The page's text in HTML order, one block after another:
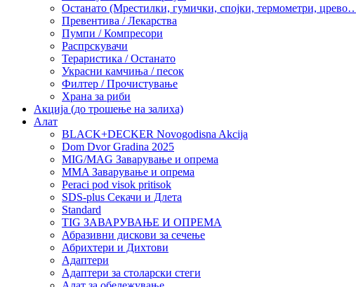
Останато (Мрестилки, гумички, спојки, термометри,
Превентива / Лекарства
Пумпи / Компресори
Распрскувачи
Тераристика / Останато
Украсни камчиња / песок
Филтер / Прочистување
Храна за риби
Акција (до трошење на залиха)
Алат
BLACK+DECKER Novogodisna Akcija
Dom Dvor Gradina 2025
MIG/MAG Заварување и опрема
MMA Заварување и опрема
Peraci pod visok pritisok
SDS-plus Секачи и Длета
Standard
TIG ЗАВАРУВАЊЕ И ОПРЕМА
Абразивни дискови за сечење
Абрихтери и Дихтови
Адаптери
Адаптери за столарски стеги